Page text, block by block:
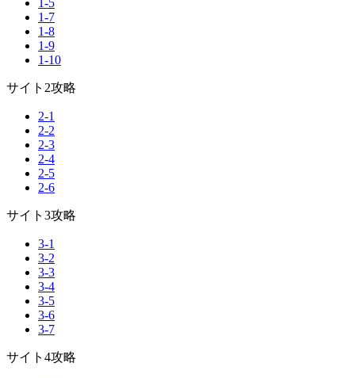
1-5
1-7
1-8
1-9
1-10
サイト2攻略
2-1
2-2
2-3
2-4
2-5
2-6
サイト3攻略
3-1
3-2
3-3
3-4
3-5
3-6
3-7
サイト4攻略